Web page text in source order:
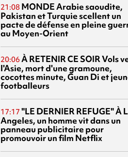
21:08 MONDEArabie saoudite,
Pakistan et Turquie scellent un
pacte de défense en pleine
au Moyen-Orient
20:06À RETENIR CE SOIRVols
l'Asie, mort d'une gramoune,
cocottes minute, Guan Di et
footballeurs
17:17 "LE DERNIER REFUGE"À
Angeles, un homme vit dans un
panneau publicitaire pour
promouvoir un film Netflix